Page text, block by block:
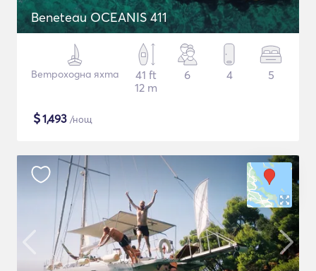
Beneteau OCEANIS 411
Ветроходна яхта
41 ft
12 m
6 4 5
$1,493 /нощ